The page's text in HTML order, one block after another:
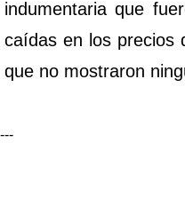
indumentaria que
caídas en los precios
que no mostraron
---